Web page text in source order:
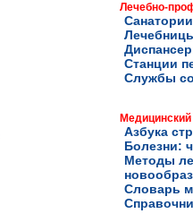
Лечебно-
Станции
Службы
Медицинский
Азбука
Болезни:
Методы
Словарь